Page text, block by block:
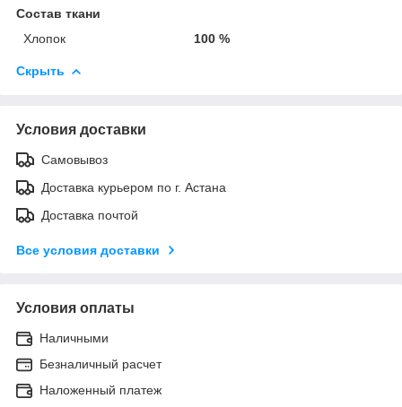
Состав ткани
Хлопок
100 %
Скрыть
Условия доставки
Самовывоз
Доставка курьером по г. Астана
Доставка почтой
Все условия доставки
Условия оплаты
Наличными
Безналичный расчет
Наложенный платеж